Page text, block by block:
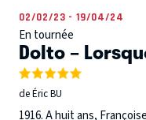
02/02/23 - 19/04/24
En tournée
Dolto –
de Éric BU
1916. A huit ans,